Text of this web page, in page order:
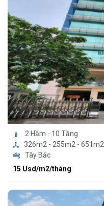
2 Hầm - 10 Tầng
326m2 - 255m2 - 651m2
Tây Bắc
15 Usd/m2/tháng